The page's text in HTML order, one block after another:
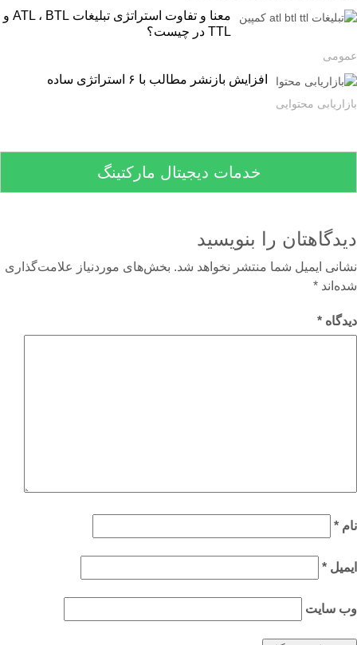
معنا و تفاوت استراتژی تبلیغات ATL ، BTL و
TTL در چیست؟
افزایش بازنشر مطالب با ۶ استراتژی ساده
محتوایی
خدمات دیجیتال مارکتینگ
را بنویسید
ایمیل شما منتشر نخواهد شد. بخش‌های موردنیاز علامت‌گذاری
*
*
*
*
سایت